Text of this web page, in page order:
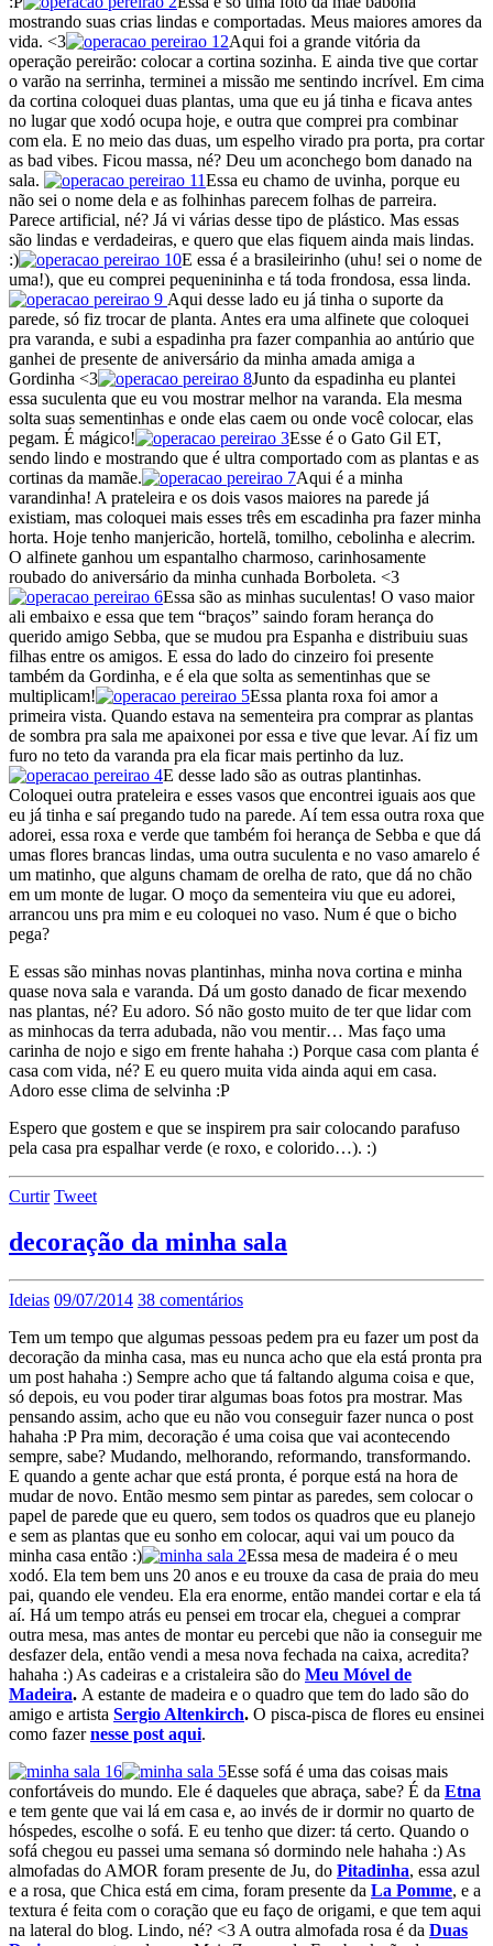
mostrando suas crias lindas e comportadas. Meus maiores amores da
vida. <3
Aqui foi a grande vitória da
operação pereirão: colocar a cortina sozinha. E ainda tive que cortar
o varão na serrinha, terminei a missão me sentindo incrível. Em cima
da cortina coloquei duas plantas, uma que eu já tinha e ficava antes
no lugar que xodó ocupa hoje, e outra que comprei pra combinar
com ela. E no meio das duas, um espelho virado pra porta, pra cortar
as bad vibes. Ficou massa, né? Deu um aconchego bom danado na
sala.
Essa eu chamo de uvinha, porque eu
não sei o nome dela e as folhinhas parecem folhas de parreira.
Parece artificial, né? Já vi várias desse tipo de plástico. Mas essas
são lindas e verdadeiras, e quero que elas fiquem ainda mais lindas.
:)
E essa é a brasileirinho (uhu! sei o nome de
uma!), que eu comprei pequenininha e tá toda frondosa, essa linda.
Aqui desse lado eu já tinha o suporte da
parede, só fiz trocar de planta. Antes era uma alfinete que coloquei
pra varanda, e subi a espadinha pra fazer companhia ao antúrio que
ganhei de presente de aniversário da minha amada amiga a
Gordinha <3
Junto da espadinha eu plantei
essa suculenta que eu vou mostrar melhor na varanda. Ela mesma
solta suas sementinhas e onde elas caem ou onde você colocar, elas
pegam. É mágico!
Esse é o Gato Gil ET,
sendo lindo e mostrando que é ultra comportado com as plantas e as
cortinas da mamãe.
Aqui é a minha
varandinha! A prateleira e os dois vasos maiores na parede já
existiam, mas coloquei mais esses três em escadinha pra fazer minha
horta. Hoje tenho manjericão, hortelã, tomilho, cebolinha e alecrim.
O alfinete ganhou um espantalho charmoso, carinhosamente
roubado do aniversário da minha cunhada Borboleta. <3
Essa são as minhas suculentas! O vaso maior
ali embaixo e essa que tem “braços” saindo foram herança do
querido amigo Sebba, que se mudou pra Espanha e distribuiu suas
filhas entre os amigos. E essa do lado do cinzeiro foi presente
também da Gordinha, e é ela que solta as sementinhas que se
multiplicam!
Essa planta roxa foi amor a
primeira vista. Quando estava na sementeira pra comprar as plantas
de sombra pra sala me apaixonei por essa e tive que levar. Aí fiz um
furo no teto da varanda pra ela ficar mais pertinho da luz.
E desse lado são as outras plantinhas.
Coloquei outra prateleira e esses vasos que encontrei iguais aos que
eu já tinha e saí pregando tudo na parede. Aí tem essa outra roxa que
adorei, essa roxa e verde que também foi herança de Sebba e que dá
umas flores brancas lindas, uma outra suculenta e no vaso amarelo é
um matinho, que alguns chamam de orelha de rato, que dá no chão
em um monte de lugar. O moço da sementeira viu que eu adorei,
arrancou uns pra mim e eu coloquei no vaso. Num é que o bicho
pega?
E essas são minhas novas plantinhas, minha nova cortina e minha
quase nova sala e varanda. Dá um gosto danado de ficar mexendo
nas plantas, né? Eu adoro. Só não gosto muito de ter que lidar com
as minhocas da terra adubada, não vou mentir… Mas faço uma
carinha de nojo e sigo em frente hahaha :) Porque casa com planta é
casa com vida, né? E eu quero muita vida ainda aqui em casa.
Adoro esse clima de selvinha :P
Espero que gostem e que se inspirem pra sair colocando parafuso
pela casa pra espalhar verde (e roxo, e colorido…). :)
Curtir Tweet
decoração da minha sala
Ideias 09/07/2014 38 comentários
Tem um tempo que algumas pessoas pedem pra eu fazer um post da
decoração da minha casa, mas eu nunca acho que ela está pronta pra
um post hahaha :) Sempre acho que tá faltando alguma coisa e que,
só depois, eu vou poder tirar algumas boas fotos pra mostrar. Mas
pensando assim, acho que eu não vou conseguir fazer nunca o post
hahaha :P Pra mim, decoração é uma coisa que vai acontecendo
sempre, sabe? Mudando, melhorando, reformando, transformando.
E quando a gente achar que está pronta, é porque está na hora de
mudar de novo. Então mesmo sem pintar as paredes, sem colocar o
papel de parede que eu quero, sem todos os quadros que eu planejo
e sem as plantas que eu sonho em colocar, aqui vai um pouco da
minha casa então :)
Essa mesa de madeira é o meu
xodó. Ela tem bem uns 20 anos e eu trouxe da casa de praia do meu
pai, quando ele vendeu. Ela era enorme, então mandei cortar e ela tá
aí. Há um tempo atrás eu pensei em trocar ela, cheguei a comprar
outra mesa, mas antes de montar eu percebi que não ia conseguir me
desfazer dela, então vendi a mesa nova fechada na caixa, acredita?
hahaha :) As cadeiras e a cristaleira são do Meu Móvel de
Madeira. A estante de madeira e o quadro que tem do lado são do
amigo e artista Sergio Altenkirch. O pisca-pisca de flores eu ensinei
como fazernesse post aqui.
Esse sofá é uma das coisas mais
confortáveis do mundo. Ele é daqueles que abraça, sabe? É da Etna
e tem gente que vai lá em casa e, ao invés de ir dormir no quarto de
hóspedes, escolhe o sofá. E eu tenho que dizer: tá certo. Quando o
sofá chegou eu passei uma semana só dormindo nele hahaha :) As
almofadas do AMOR foram presente de Ju, do Pitadinha, essa azul
e a rosa, que Chica está em cima, foram presente da La Pomme, e a
textura é feita com o coração que eu faço de origami, e que tem aqui
na lateral do blog. Lindo, né? <3 A outra almofada rosa é da Duas